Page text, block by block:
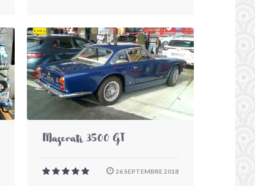
Maserati 3500 GT
26 SEPTEMBRE 2018